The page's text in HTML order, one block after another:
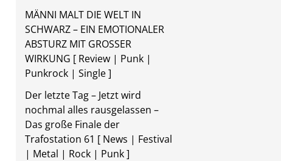
MÄNNI MALT DIE WELT IN
SCHWARZ – EIN EMOTIONALER
ABSTURZ MIT GROSSER
WIRKUNG [ Review | Punk |
Punkrock | Single ]
Der letzte Tag – Jetzt wird
nochmal alles rausgelassen –
Das große Finale der
Trafostation 61 [ News | Festival
| Metal | Rock | Punk ]